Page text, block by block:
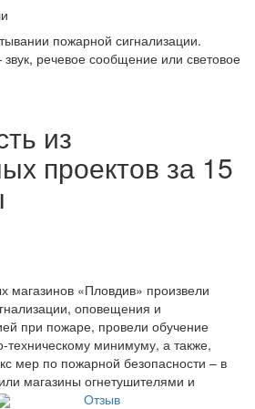
пожарной сигнализации.
речевое сообщение или световое
из
проектов за 15
магазинов «Пловдив» произвели
оповещения и
при пожаре, провели обучение
техническому минимуму, а также,
мер по пожарной безопасности – в
магазины огнетушителями и
Отзыв